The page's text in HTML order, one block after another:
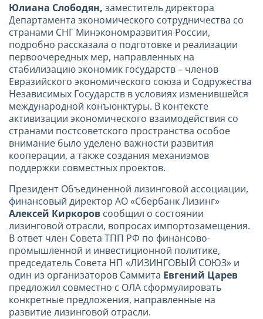
Юлиана Слободян, заместитель директора
Департамента экономического сотрудничества со
странами СНГ Минэкономразвития России,
подробно рассказала о подготовке и реализации
первоочередных мер, направленных на
стабилизацию экономик государств – членов
Евразийского экономического союза и Содружества
Независимых Государств в условиях изменившейся
международной конъюнктуры. В контексте
активизации экономического взаимодействия со
странами постсоветского пространства особое
внимание было уделено важности развития
кооперации, а также создания механизмов
поддержки совместных проектов.
Президент Объединенной лизинговой ассоциации,
финансовый директор АО «Сбербанк Лизинг»
Алексей Киркоров сообщил о состоянии
лизинговой отрасли, вопросах импортозамещения.
В ответ член Совета ТПП РФ по финансово-
промышленной и инвестиционной политике,
председатель Совета НП «ЛИЗИНГОВЫЙ СОЮЗ» и
один из организаторов Саммита Евгений Царев
предложил совместно с ОЛА сформулировать
конкретные предложения, направленные на
развитие лизинговой отрасли.